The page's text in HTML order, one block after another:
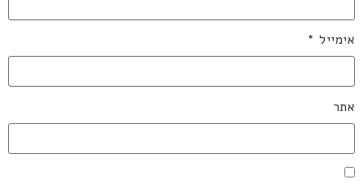
אימייל *
אתר